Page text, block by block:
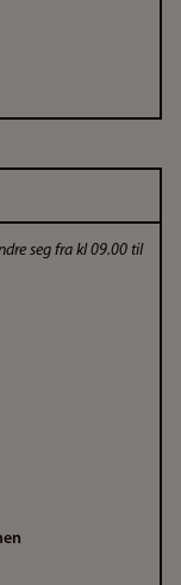
seg fra kl 09.00 til